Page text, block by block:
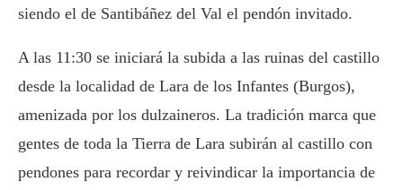
siendo el de Santibáñez del Val el pendón invitado.
A las 11:30 se iniciará la subida a las ruinas del castillo
desde la localidad de Lara de los Infantes (Burgos),
amenizada por los dulzaineros. La tradición marca que
gentes de toda la Tierra de Lara subirán al castillo con
pendones para recordar y reivindicar la importancia de